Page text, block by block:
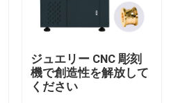
ジュエリー CNC 彫刻
機で創造性を解放して
ください